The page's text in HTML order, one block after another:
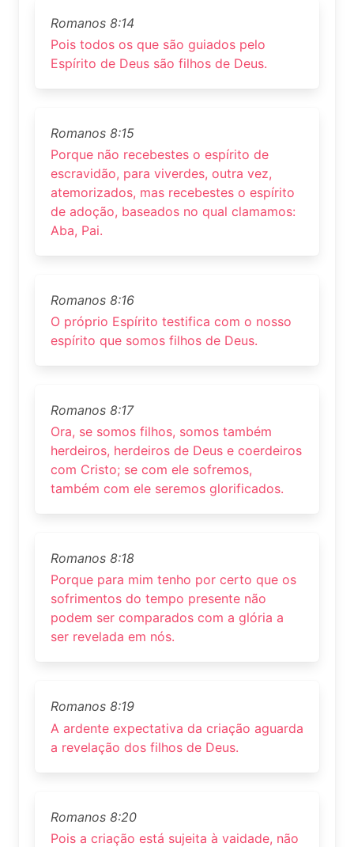
Romanos 8:14
Pois todos os que são guiados pelo
Espírito de Deus são filhos de Deus.
Romanos 8:15
Porque não recebestes o espírito de
escravidão, para viverdes, outra vez,
atemorizados, mas recebestes o espírito
de adoção, baseados no qual clamamos:
Aba, Pai.
Romanos 8:16
O próprio Espírito testifica com o nosso
espírito que somos filhos de Deus.
Romanos 8:17
Ora, se somos filhos, somos também
herdeiros, herdeiros de Deus e coerdeiros
com Cristo; se com ele sofremos,
também com ele seremos glorificados.
Romanos 8:18
Porque para mim tenho por certo que os
sofrimentos do tempo presente não
podem ser comparados com a glória a
ser revelada em nós.
Romanos 8:19
A ardente expectativa da criação aguarda
a revelação dos filhos de Deus.
Romanos 8:20
Pois a criação está sujeita à vaidade, não